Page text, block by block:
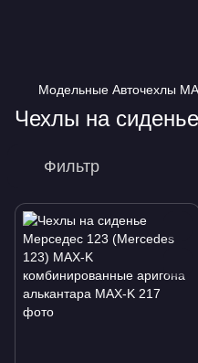
Модельные Авточехлы
Чехлы на
Фильтр